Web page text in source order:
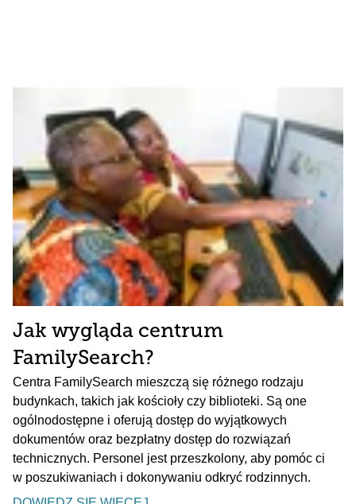
Jak wygląda centrum
FamilySearch?
Centra FamilySearch mieszczą się różnego rodzaju
budynkach, takich jak kościoły czy biblioteki. Są one
ogólnodostępne i oferują dostęp do wyjątkowych
dokumentów oraz bezpłatny dostęp do rozwiązań
technicznych. Personel jest przeszkolony, aby pomóc ci
w poszukiwaniach i dokonywaniu odkryć rodzinnych.